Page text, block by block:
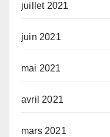
juillet 2021
juin 2021
mai 2021
avril 2021
mars 2021